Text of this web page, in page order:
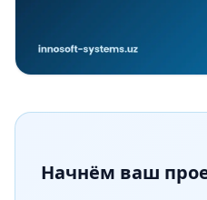
Начнём ваш